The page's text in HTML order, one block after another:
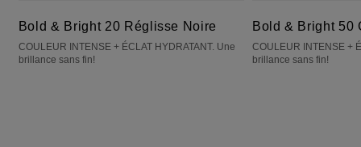
Bold & Bright 20 Réglisse Noire
COULEUR INTENSE + ÉCLAT HYDRATANT. Une
brillance sans fin!
Bold & Bright 50
COULEUR INTENSE +
brillance sans fin!